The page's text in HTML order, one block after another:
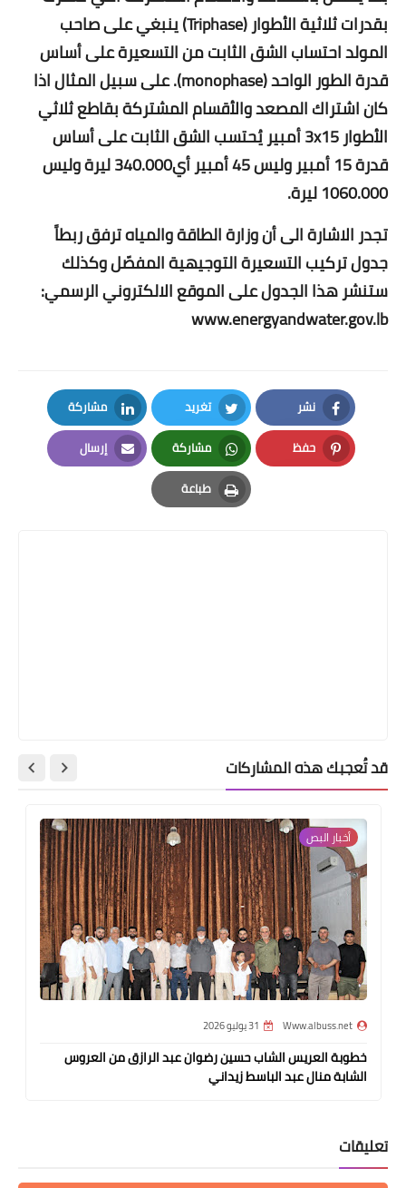
بقدرات ثلاثية الأطوار (Triphase) ينبغي على صاحب
المولد احتساب الشق الثابت من التسعيرة على أساس
قدرة الطور الواحد (monophase). على سبيل المثال اذا
كان اشتراك المصعد والأقسام المشتركة بقاطع ثلاثي
الأطوار 3x15 أمبير يُحتسب الشق الثابت على أساس
قدرة 15 أمبير وليس 45 أمبير أي340.000 ليرة وليس
1060.000 ليرة.
تجدر الاشارة الى أن وزارة الطاقة والمياه ترفق ربطاً
جدول تركيب التسعيرة التوجيهية المفصّل وكذلك
ستنشر هذا الجدول على الموقع الالكتروني الرسمي:
www.energyandwater.gov.lb
نشر
Facebook
تغريد
Twitter
مشاركة
LinkedIn
حفظ
Pinterest
مشاركة
Whatsapp
إرسال
Email
طباعة
Print
قد تُعجبك هذه المشاركات
أخبار البص
Www.albuss.net 31 يوليو 2026
خطوبة العريس الشاب حسين رضوان عبد الرازق من العروس
الشابة منال عبد الباسط زيداني
تعليقات